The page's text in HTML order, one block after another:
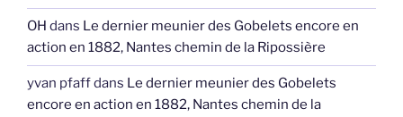
OH dans Le dernier meunier des Gobelets encore en
action en 1882, Nantes chemin de la Ripossière
yvan pfaffdans Le dernier meunier des Gobelets
encore en action en 1882, Nantes chemin de la